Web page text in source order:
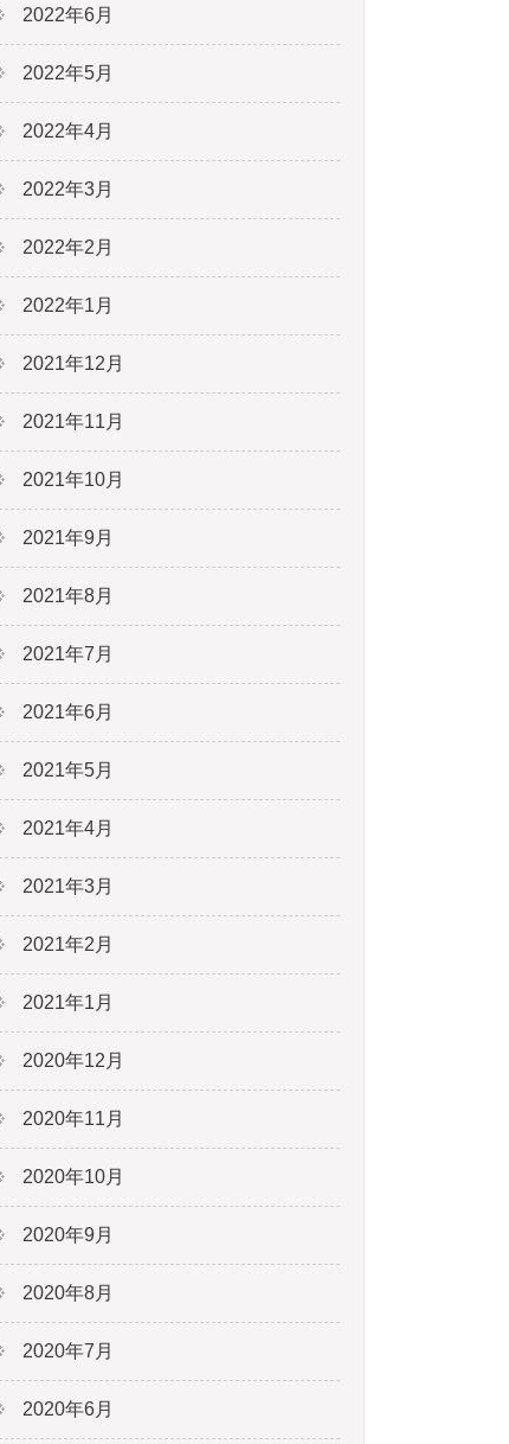
2022年6月
2022年5月
2022年4月
2022年3月
2022年2月
2022年1月
2021年12月
2021年11月
2021年10月
2021年9月
2021年8月
2021年7月
2021年6月
2021年5月
2021年4月
2021年3月
2021年2月
2021年1月
2020年12月
2020年11月
2020年10月
2020年9月
2020年8月
2020年7月
2020年6月